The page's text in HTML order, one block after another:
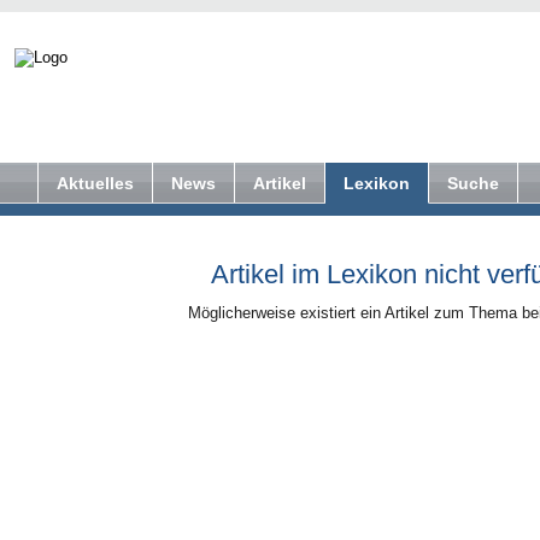
Aktuelles News Artikel Lexikon Suche
Artikel im Lexikon nicht
Möglicherweise existiert ein Artikel zum Thema